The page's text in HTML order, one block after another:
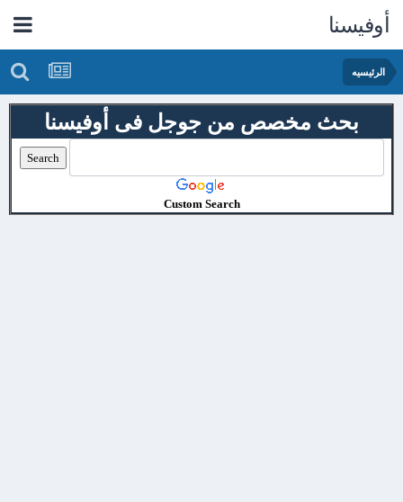
أوفيسنا
الرئيسيه
بحث مخصص من جوجل فى أوفيسنا
Custom Search